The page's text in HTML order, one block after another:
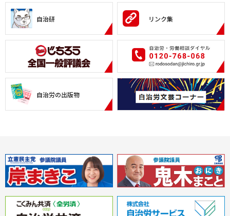
自治研 リンク集
自治労の出版物